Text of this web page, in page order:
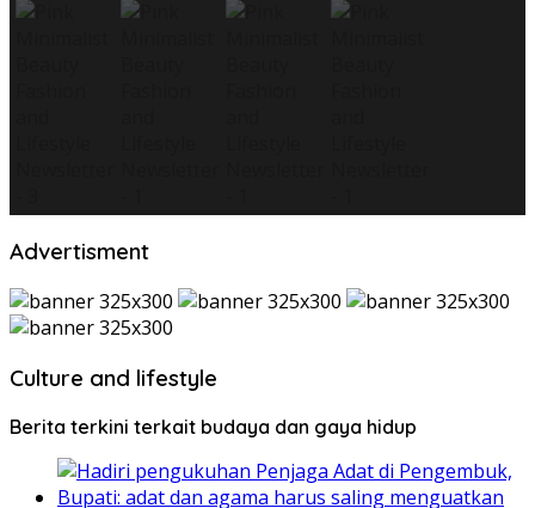
Advertisment
Culture and lifestyle
Berita terkini terkait budaya dan gaya hidup